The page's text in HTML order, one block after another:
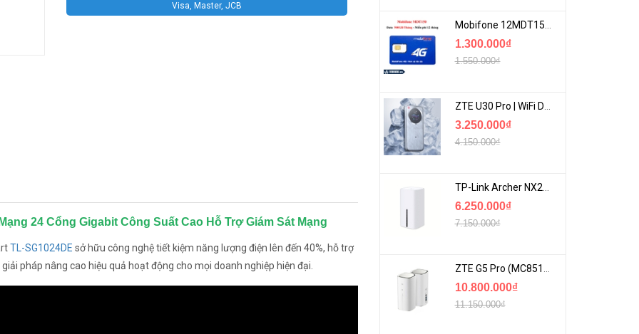
Visa, Master, JCB
24 Cổng Gigabit Công Suất Cao Hỗ Trợ Giám Sát Mạng
TL-SG1024DE sở hữu công nghệ tiết kiệm năng lượng điện lên đến 40%, hỗ trợ
pháp nâng cao hiệu quả hoạt động cho mọi doanh nghiệp hiện đại.
Mobifone 12MDT150 | Sim Chuyên 4G Mobifone Dung Lượng Cao 500GB/Tháng Gói 1 Năm
1.300.000₫
1.550.000₫
ZTE U30 Pro | WiFi Di Động 5G Tốc Độ Lên Đến 500Mbps, Màn Hình Cảm Ứng
3.250.000₫
4.150.000₫
TP-Link Archer NX200 | Bộ Phát WiFi Dùng Sim 5G Tốc Độ Cao Mới FullBox
6.250.000₫
7.150.000₫
ZTE G5 Pro (MC8512) | Router 5G WiFi7 Be7200 Hỗ Trợ Băng Tần 6Ghz Cực Mạnh
10.800.000₫
11.150.000₫